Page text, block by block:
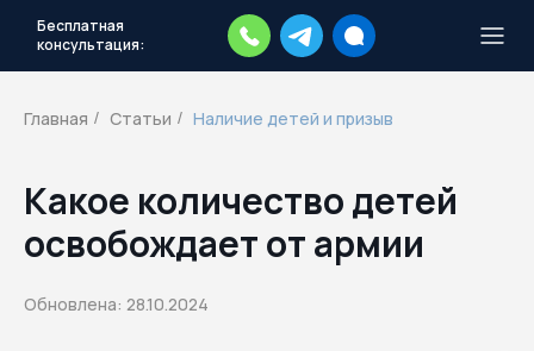
Бесплатная
консультация:
Главная / Статьи / Наличие детей и призыв
Какое количество детей
освобождает от армии
Обновлена: 28.10.2024
каждый день.
Экстренный план
действий